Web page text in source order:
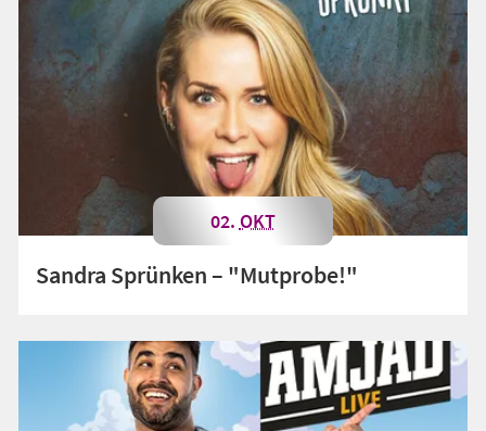
Sandra Sprünken – "Mutprobe!"
02. OKT